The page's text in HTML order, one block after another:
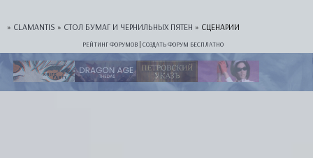
» CLAMANTIS » СТОЛ БУМАГ И ЧЕРНИЛЬНЫХ ПЯТЕН » СЦЕНАРИИ
РЕЙТИНГ ФОРУМОВ СОЗДАТЬ ФОРУМ БЕСПЛАТНО